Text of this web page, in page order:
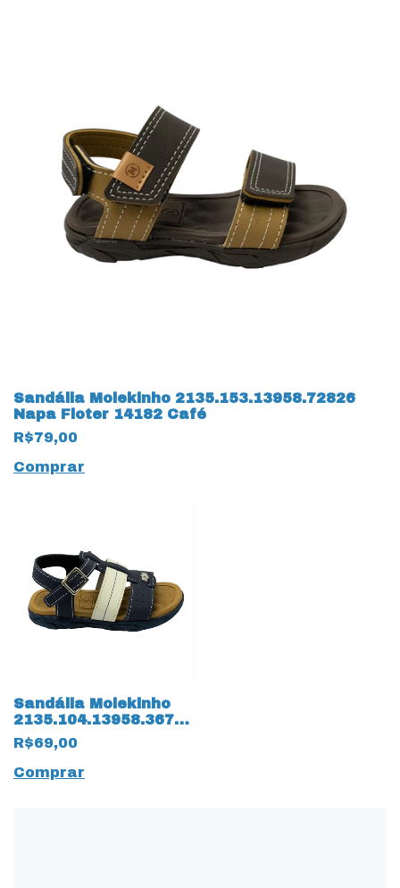
Sandália Molekinho 2135.153.13958.72826
Napa Floter 14182 Café
R$79,00
Comprar
Sandália Molekinho
2135.104.13958.36784
14181 Napa Floter
R$69,00
Comprar